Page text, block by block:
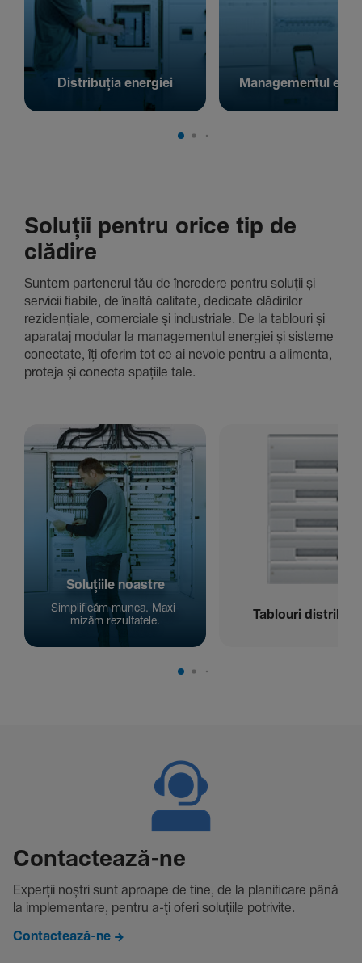
Distribuția energiei Managementul
Soluții pentru orice tip de
clădire
Suntem parte­nerul tău de încre­dere pentru soluții și
servicii fiabile, de înaltă cali­tate, dedi­cate clădi­rilor
rezi­den­țiale, comer­ciale și indus­triale. De la tablouri și
aparataj modular la managementul energiei și sisteme
conec­tate, îți oferim tot ce ai nevoie pentru a alimenta,
proteja și conecta spațiile tale.
Solu­țiile noastre
Simpli­ficăm munca. Maxi­
mizăm rezul­ta­tele.
Tablouri
Contac­tează-ne
Experții noștri sunt aproape de tine, de la plani­fi­care până
la imple­men­tare, pentru a-ți oferi solu­țiile potri­vite.
Contactează-ne